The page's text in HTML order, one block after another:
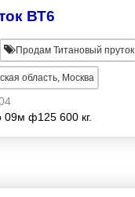
ВТ6
Продам Титановый пруток
область, Москва
ф125 600 кг.